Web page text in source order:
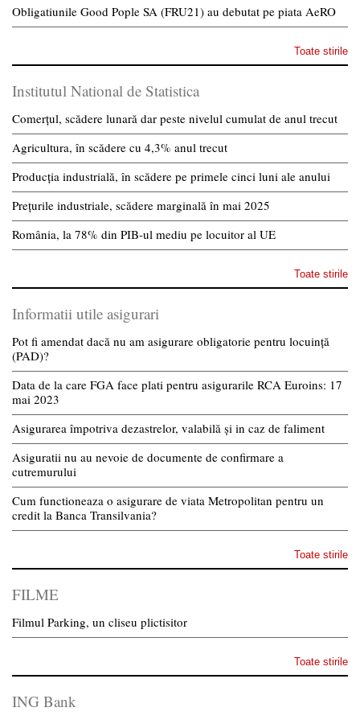
Obligatiunile Good Pople SA (FRU21) au debutat pe piata AeRO
Toate stirile
Institutul National de Statistica
Comerțul, scădere lunară dar peste nivelul cumulat de anul trecut
Agricultura, în scădere cu 4,3% anul trecut
Producția industrială, în scădere pe primele cinci luni ale anului
Prețurile industriale, scădere marginală în mai 2025
România, la 78% din PIB-ul mediu pe locuitor al UE
Toate stirile
Informatii utile asigurari
Pot fi amendat dacă nu am asigurare obligatorie pentru locuință
(PAD)?
Data de la care FGA face plati pentru asigurarile RCA Euroins: 17
mai 2023
Asigurarea împotriva dezastrelor, valabilă și in caz de faliment
Asiguratii nu au nevoie de documente de confirmare a
cutremurului
Cum functioneaza o asigurare de viata Metropolitan pentru un
credit la Banca Transilvania?
Toate stirile
FILME
Filmul Parking, un cliseu plictisitor
Toate stirile
ING Bank